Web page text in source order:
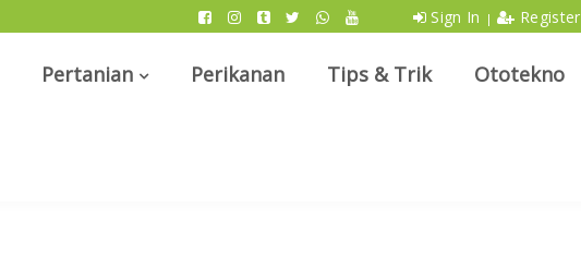
Sign In | Register
Pertanian Perikanan Tips & Trik Ototekno